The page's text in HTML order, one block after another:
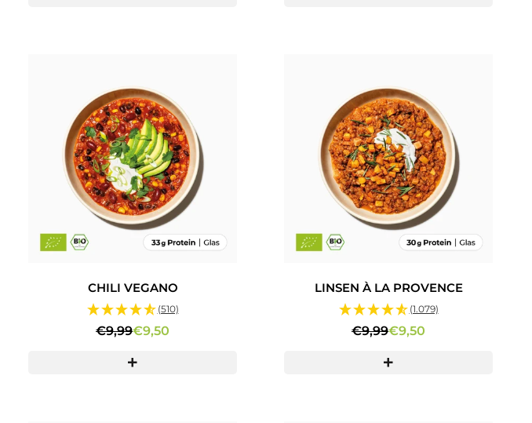
CHILI VEGANO
(510)
€9,99€9,50
LINSEN À LA PROVENCE
(1.079)
€9,99€9,50